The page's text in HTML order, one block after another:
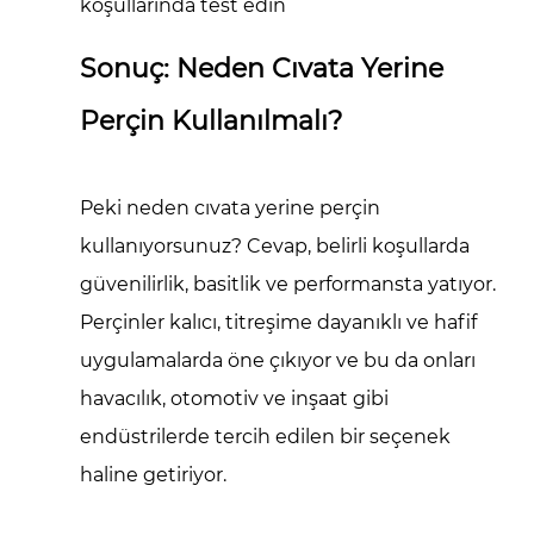
koşullarında test edin
Sonuç: Neden Cıvata Yerine
Perçin Kullanılmalı?
Peki neden cıvata yerine perçin
kullanıyorsunuz? Cevap, belirli koşullarda
güvenilirlik, basitlik ve performansta yatıyor.
Perçinler kalıcı, titreşime dayanıklı ve hafif
uygulamalarda öne çıkıyor ve bu da onları
havacılık, otomotiv ve inşaat gibi
endüstrilerde tercih edilen bir seçenek
haline getiriyor.